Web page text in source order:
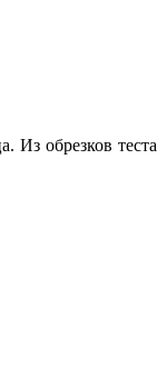
Из обрезков теста